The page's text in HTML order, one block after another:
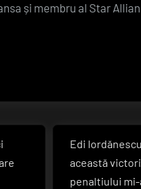
și membru al Star
Next
Post:
Edi
această
penaltiului mi-